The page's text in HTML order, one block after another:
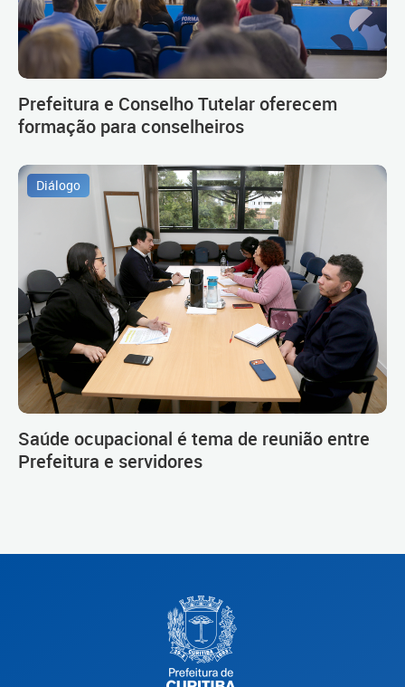
Prefeitura e Conselho Tutelar oferecem
formação para conselheiros
Diálogo
Saúde ocupacional é tema de reunião entre
Prefeitura e servidores